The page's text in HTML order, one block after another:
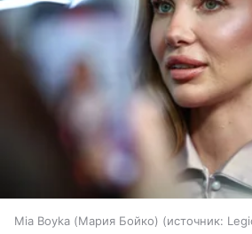
Mia Boyka (Мария Бойко) источник: